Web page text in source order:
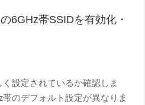
6GHz帯SSIDを有効化・
設定されているか確認しま
のデフォルト設定が異なりま